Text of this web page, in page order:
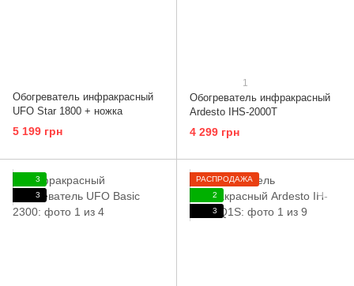
Обогреватель инфракрасный
UFO Star 1800 + ножка
5 199 грн
1
Обогреватель инфракрасный
Ardesto IHS-2000T
4 299 грн
3
3
РАСПРОДАЖА
2
3